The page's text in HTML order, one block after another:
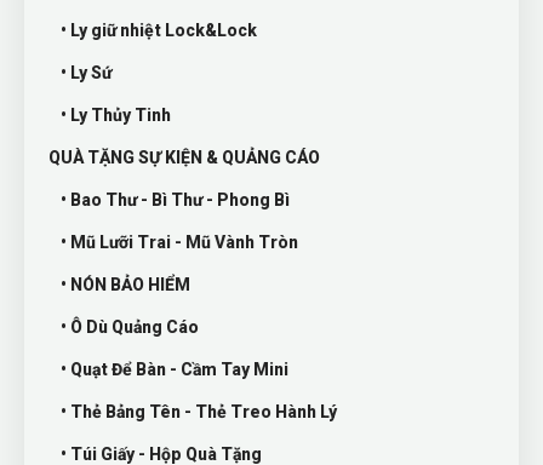
• Ly giữ nhiệt Lock&Lock
• Ly Sứ
• Ly Thủy Tinh
QUÀ TẶNG SỰ KIỆN & QUẢNG CÁO
• Bao Thư - Bì Thư - Phong Bì
• Mũ Lưỡi Trai - Mũ Vành Tròn
• NÓN BẢO HIỂM
• Ô Dù Quảng Cáo
• Quạt Để Bàn - Cầm Tay Mini
• Thẻ Bảng Tên - Thẻ Treo Hành Lý
• Túi Giấy - Hộp Quà Tặng